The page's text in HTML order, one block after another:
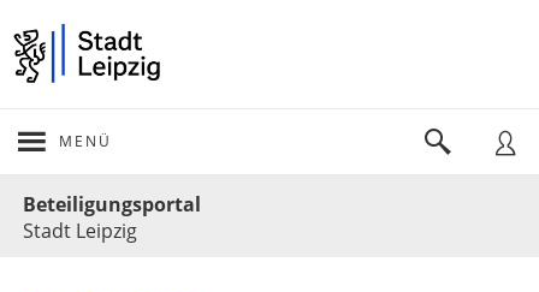
MENÜ
Beteiligungsportal
Stadt Leipzig